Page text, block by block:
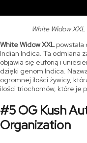
White Widow
White Widow XXLpowstała
Indian Indica. Ta odmiana
objawia się euforią i
dzięki genom Indica.
ogromnej ilości żywicy,
ilości triochomów, które je
#5 OG Kush
Organization